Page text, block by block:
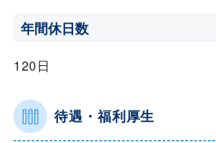
年間休日数
120日
待遇・福利厚生